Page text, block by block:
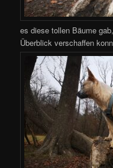
es diese tollen Bäume
Überblick verschaffen